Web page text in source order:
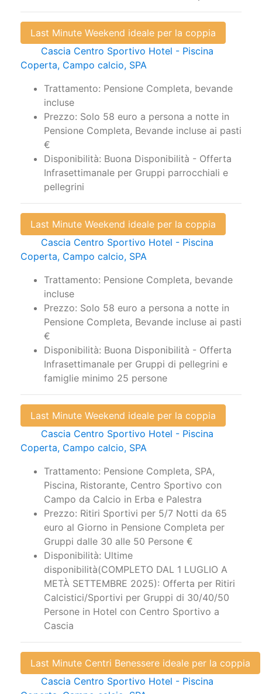
Last Minute Weekend ideale per la coppia
Cascia Centro Sportivo Hotel - Piscina
Coperta, Campo calcio, SPA
Trattamento: Pensione Completa, bevande
incluse
Prezzo: Solo 58 euro a persona a notte in
Pensione Completa, Bevande incluse ai pasti
€
Disponibilità: Buona Disponibilità - Offerta
Infrasettimanale per Gruppi parrocchiali e
pellegrini
Last Minute Weekend ideale per la coppia
Cascia Centro Sportivo Hotel - Piscina
Coperta, Campo calcio, SPA
Trattamento: Pensione Completa, bevande
incluse
Prezzo: Solo 58 euro a persona a notte in
Pensione Completa, Bevande incluse ai pasti
€
Disponibilità: Buona Disponibilità - Offerta
Infrasettimanale per Gruppi di pellegrini e
famiglie minimo 25 persone
Last Minute Weekend ideale per la coppia
Cascia Centro Sportivo Hotel - Piscina
Coperta, Campo calcio, SPA
Trattamento: Pensione Completa, SPA,
Piscina, Ristorante, Centro Sportivo con
Campo da Calcio in Erba e Palestra
Prezzo: Ritiri Sportivi per 5/7 Notti da 65
euro al Giorno in Pensione Completa per
Gruppi dalle 30 alle 50 Persone €
Disponibilità: Ultime
disponibilità(COMPLETO DAL 1 LUGLIO A
METÀ SETTEMBRE 2025): Offerta per Ritiri
Calcistici/Sportivi per Gruppi di 30/40/50
Persone in Hotel con Centro Sportivo a
Cascia
Last Minute Centri Benessere ideale per la coppia
Cascia Centro Sportivo Hotel - Piscina